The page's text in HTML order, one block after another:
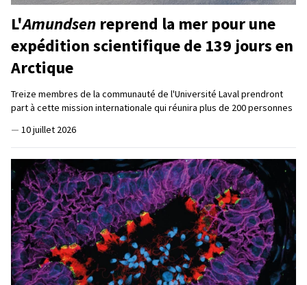
L'Amundsen reprend la mer pour une
expédition scientifique de 139 jours en
Arctique
Treize membres de la communauté de l'Université Laval prendront
part à cette mission internationale qui réunira plus de 200 personnes
— 10 juillet 2026